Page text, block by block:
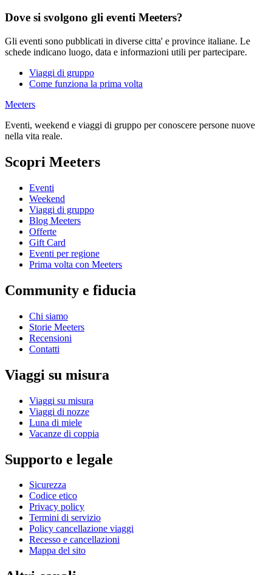
Dove si svolgono gli eventi Meeters?
Gli eventi sono pubblicati in diverse citta' e province italiane. Le
schede indicano luogo, data e informazioni utili per partecipare.
Viaggi di gruppo
Come funziona la prima volta
Meeters
Eventi, weekend e viaggi di gruppo per conoscere persone nuove
nella vita reale.
Scopri Meeters
Eventi
Weekend
Viaggi di gruppo
Blog Meeters
Offerte
Gift Card
Eventi per regione
Prima volta con Meeters
Community e fiducia
Chi siamo
Storie Meeters
Recensioni
Contatti
Viaggi su misura
Viaggi su misura
Viaggi di nozze
Luna di miele
Vacanze di coppia
Supporto e legale
Sicurezza
Codice etico
Privacy policy
Termini di servizio
Policy cancellazione viaggi
Recesso e cancellazioni
Mappa del sito